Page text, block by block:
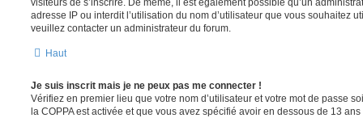
visiteurs de s’inscrire. De même, il est également possible qu’un
adresse IP ou interdit l’utilisation du nom d’utilisateur que vous souhaitez
veuillez contacter un administrateur du forum.
Haut
Je suis inscrit mais je ne peux pas me connecter !
Vérifiez en premier lieu que votre nom d’utilisateur et votre mot de passe
la COPPA est activée et que vous avez spécifié avoir en dessous de 13